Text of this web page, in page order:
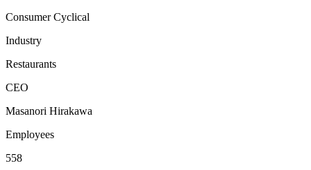
Consumer Cyclical
Industry
Restaurants
CEO
Masanori Hirakawa
Employees
558